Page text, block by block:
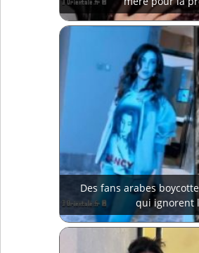
Des fans arabes
qui ignorent